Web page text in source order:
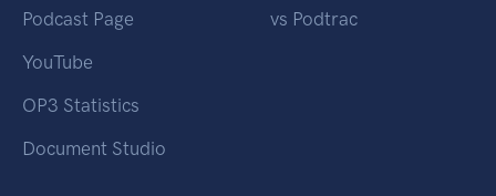
Podcast Page
YouTube
OP3 Statistics
Document Studio
vs Podtrac